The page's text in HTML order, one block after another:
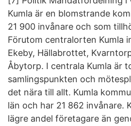
Kumla är en blomstrande
21 900 invånare och som
Förutom centralorten Kumla
Ekeby, Hällabrottet,
Åbytorp. I centrala Kumla är
samlingspunkten och
det nära till allt. Kumla
län och har 21 862 invånare.
lägre andel företagare än